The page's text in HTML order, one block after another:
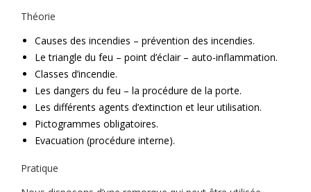
Théorie
Causes des incendies – prévention des incendies.
Le triangle du feu – point d’éclair – auto-inflammation.
Classes d’incendie.
Les dangers du feu – la procédure de la porte.
Les différents agents d’extinction et leur utilisation.
Pictogrammes obligatoires.
Evacuation (procédure interne).
Pratique